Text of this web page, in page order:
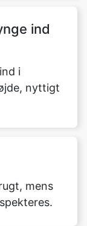
ind
i
nyttigt
mens